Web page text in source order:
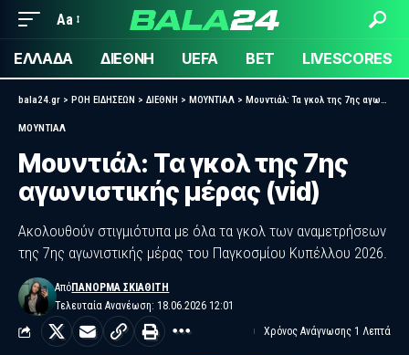
Aa
ΕΛΛΑΔΑ ΔΙΕΘΝΗ UEFA BET LIVESCORES
bala24.gr > ΡΟΗ ΕΙΔΗΣΕΩΝ > ΔΙΕΘΝΗ > ΜΟΥΝΤΙΑΛ > Μουντιάλ: Τα γκολ της 7ης αγωνιστικής μέρας (vid)
ΜΟΥΝΤΙΑΛ
Μουντιάλ: Τα γκολ της 7ης
αγωνιστικής μέρας (vid)
Ακολουθούν στιγμιότυπα με όλα τα γκολ των αναμετρήσεων
της 7ης αγωνιστικής μέρας του Παγκοσμίου Κυπέλλου 2026.
Τελευταία Ανανέωση: 18.06.2026 12:01
ΑπόΠΑΝΌΡΜΑ ΣΚΙΑΘΊΤΗ
Χρόνος Ανάγνωσης 1 Λεπτά